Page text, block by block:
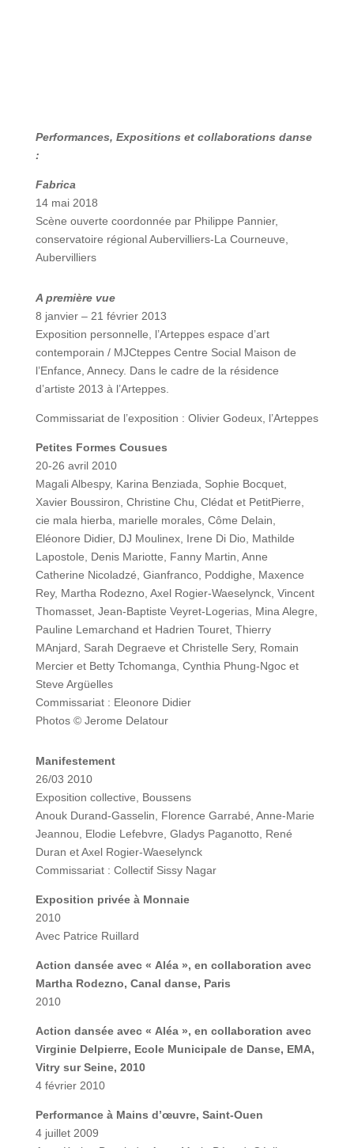
Performances, Expositions et collaborations danse
:
Fabrica
14 mai 2018
Scène ouverte coordonnée par Philippe Pannier,
conservatoire régional Aubervilliers-La Courneuve,
Aubervilliers
A première vue
8 janvier – 21 février 2013
Exposition personnelle, l’Arteppes espace d’art
contemporain / MJCteppes Centre Social Maison de
l’Enfance, Annecy. Dans le cadre de la résidence
d’artiste 2013 à l’Arteppes.
Commissariat de l’exposition : Olivier Godeux, l’Arteppes
Petites Formes Cousues
20-26 avril 2010
Magali Albespy, Karina Benziada, Sophie Bocquet,
Xavier Boussiron, Christine Chu, Clédat et PetitPierre,
cie mala hierba, marielle morales, Côme Delain,
Eléonore Didier, DJ Moulinex, Irene Di Dio, Mathilde
Lapostole, Denis Mariotte, Fanny Martin, Anne
Catherine Nicoladzé, Gianfranco, Poddighe, Maxence
Rey, Martha Rodezno, Axel Rogier-Waeselynck, Vincent
Thomasset, Jean-Baptiste Veyret-Logerias, Mina Alegre,
Pauline Lemarchand et Hadrien Touret, Thierry
MAnjard, Sarah Degraeve et Christelle Sery, Romain
Mercier et Betty Tchomanga, Cynthia Phung-Ngoc et
Steve Argüelles
Commissariat : Eleonore Didier
Photos © Jerome Delatour
Manifestement
26/03 2010
Exposition collective, Boussens
Anouk Durand-Gasselin, Florence Garrabé, Anne-Marie
Jeannou, Elodie Lefebvre, Gladys Paganotto, René
Duran et Axel Rogier-Waeselynck
Commissariat : Collectif Sissy Nagar
Exposition privée à Monnaie
2010
Avec Patrice Ruillard
Action dansée avec « Aléa », en collaboration avec
Martha Rodezno, Canal danse, Paris
2010
Action dansée avec « Aléa », en collaboration avec
Virginie Delpierre, Ecole Municipale de Danse, EMA,
Vitry sur Seine, 2010
4 février 2010
Performance à Mains d’œuvre, Saint-Ouen
4 juillet 2009